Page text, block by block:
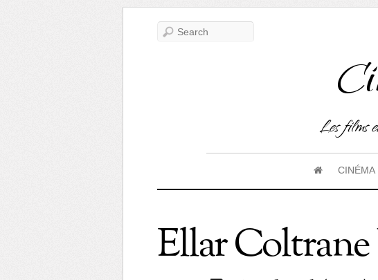
Les films
CINÉMA
Ellar